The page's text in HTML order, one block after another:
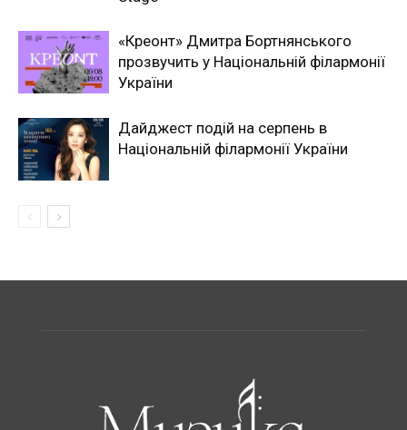
«Креонт» Дмитра Бортнянського
прозвучить у Національній філармонії
України
Дайджест подій на серпень в
Національній філармонії України